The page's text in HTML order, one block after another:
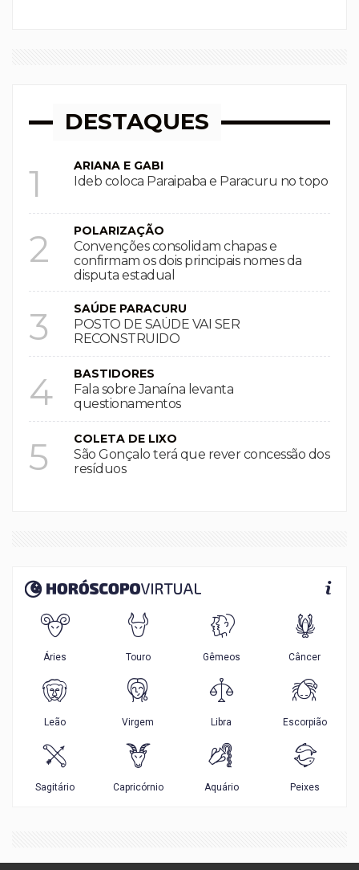
DESTAQUES
1 ARIANA E GABI
Ideb coloca Paraipaba e Paracuru no topo
2 POLARIZAÇÃO
Convenções consolidam chapas e
confirmam os dois principais nomes da
disputa estadual
3 SAÚDE PARACURU
POSTO DE SAÚDE VAI SER
RECONSTRUIDO
4 BASTIDORES
Fala sobre Janaína levanta
questionamentos
5 COLETA DE LIXO
São Gonçalo terá que rever concessão dos
resíduos